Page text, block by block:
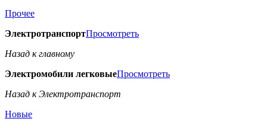
Прочее
ЭлектротранспортПросмотреть
Назад к главному
Электромобили легковыеПросмотреть
Назад к Электротранспорт
Новые